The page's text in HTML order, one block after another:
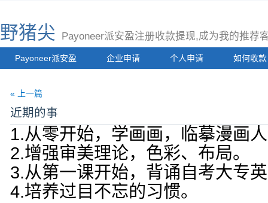
野猪尖 Payoneer派安盈注册收款提现,成为我的推荐
Payoneer派安盈 企业申请 个人申请 如何收款
« 上一篇
近期的事
1.从零开始，学画画，临摹漫画
2.增强审美理论，色彩、布局。
3.从第一课开始，背诵自考大专
4.培养过目不忘的习惯。